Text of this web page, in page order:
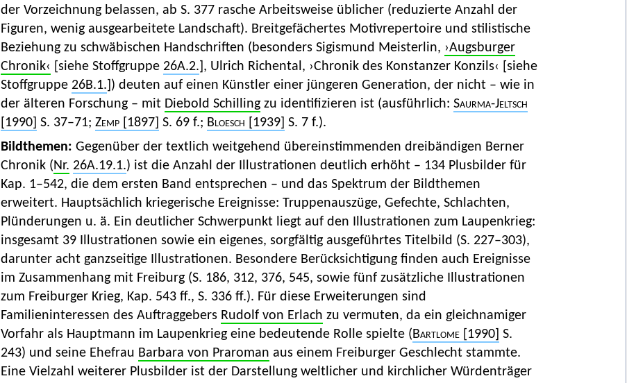
der Vorzeichnung belassen, ab S. 377 rasche Arbeitsweise üblicher (reduzierte Anzahl der
Figuren, wenig ausgearbeitete Landschaft). Breitgefächertes Motivrepertoire und stilistische
Beziehung zu schwäbischen Handschriften (besonders Sigismund Meisterlin, ›Augsburger
Chronik‹ [siehe Stoffgruppe 26A.2. ], Ulrich Richental, ›Chronik des Konstanzer Konzils‹ [siehe
Stoffgruppe 26B.1. ]) deuten auf einen Künstler einer jüngeren Generation, der nicht – wie in
der älteren Forschung – mit Diebold Schillingzu identifizieren ist (ausführlich: Saurma-Jeltsch
[1990] S. 37–71; Zemp[1897] S. 69 f.; Bloesch [1939] S. 7 f.).
Bildthemen: Gegenüber der textlich weitgehend übereinstimmenden dreibändigen Berner
Chronik (Nr. 26A.19.1.) ist die Anzahl der Illustrationen deutlich erhöht – 134 Plusbilder für
Kap. 1–542, die dem ersten Band entsprechen – und das Spektrum der Bildthemen
erweitert. Hauptsächlich kriegerische Ereignisse: Truppenauszüge, Gefechte, Schlachten,
Plünderungen u. ä. Ein deutlicher Schwerpunkt liegt auf den Illustrationen zum Laupenkrieg:
insgesamt 39 Illustrationen sowie ein eigenes, sorgfältig ausgeführtes Titelbild (S. 227–303),
darunter acht ganzseitige Illustrationen. Besondere Berücksichtigung finden auch Ereignisse
im Zusammenhang mit Freiburg (S. 186, 312, 376, 545, sowie fünf zusätzliche Illustrationen
zum Freiburger Krieg, Kap. 543 ff., S. 336 ff.). Für diese Erweiterungen sind
Familieninteressen des Auftraggebers Rudolf von Erlach zu vermuten, da ein gleichnamiger
Vorfahr als Hauptmann im Laupenkrieg eine bedeutende Rolle spielte (Bartlome[1990] S.
243) und seine Ehefrau Barbara von Praroman aus einem Freiburger Geschlecht stammte.
Eine Vielzahl weiterer Plusbilder ist der Darstellung weltlicher und kirchlicher Würdenträger